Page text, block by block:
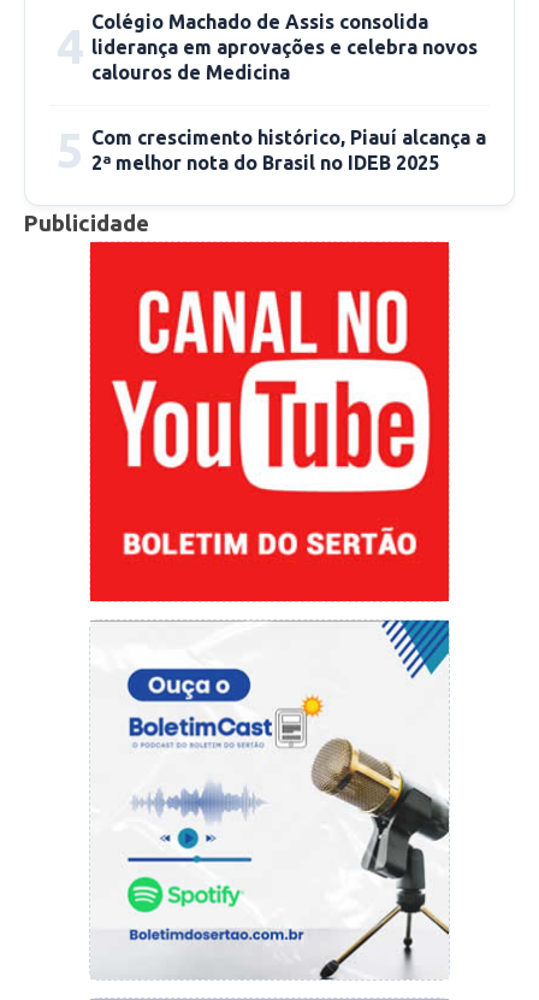
desde que o faça antes da data do
agendamento inicial. Os candidatos serão
selecionados por curso/turno, segundo o seu
vagas oferecidas.
O resultado do vestibular será encaminhado
por e-mail ao candidato em até 72 horas após a
realização da prova.
Faça aqui sua inscrição
Confira Edital
EditalCompletoVestibular2023.1-1Baixar
4 Colégio Machado de Assis consolida
liderança em aprovações e celebra novos
calouros de Medicina
5 Com crescimento histórico, Piauí alcança a
2ª melhor nota do Brasil no IDEB 2025
Publicidade